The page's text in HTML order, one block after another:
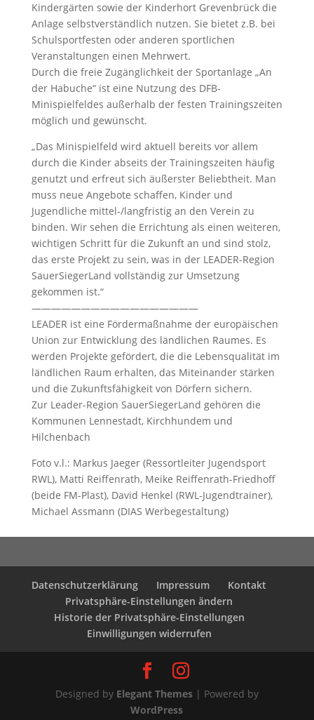
Kindergärten sowie der Kinderhort Grevenbrück die
Anlage selbstverständlich nutzen. Sie bietet z.B. bei
Schulsportfesten oder anderen sportlichen
Veranstaltungen einen Mehrwert.
Durch die freie Zugänglichkeit der Sportanlage „An
der Habuche“ ist eine Nutzung des DFB-
Minispielfeldes außerhalb der festen Trainingszeiten
möglich und gewünscht.
„Das Minispielfeld wird aktuell bereits vor allem
durch die Kinder abseits der Trainingszeiten häufig
genutzt und erfreut sich äußerster Beliebtheit. Man
muss neue Angebote schaffen, Kinder und
Jugendliche mittel-/langfristig an den Verein zu
binden. Wir sehen die Errichtung als einen weiteren,
wichtigen Schritt für die Zukunft an und sind stolz,
das erste Projekt zu sein, was in der LEADER-Region
SauerSiegerLand vollständig zur Umsetzung
gekommen ist.“
—————————————————
LEADER ist eine Fördermaßnahme der europäischen
Union zur Entwicklung des ländlichen Raumes. Es
werden Projekte gefördert, die die Lebensqualität im
ländlichen Raum erhalten, das Miteinander stärken
und die Zukunftsfähigkeit von Dörfern sichern.
Zur Leader-Region SauerSiegerLand gehören die
Kommunen Lennestadt, Kirchhundem und
Hilchenbach
Foto v.l.: Markus Jaeger (Ressortleiter Jugendsport
RWL), Matti Reiffenrath, Meike Reiffenrath-Friedhoff
(beide FM-Plast), David Henkel (RWL-Jugendtrainer),
Michael Assmann (DIAS Werbegestaltung)
Datenschutzerklärung Impressum
Kontakt
Privatsphäre-Einstellungen ändern
Historie der Privatsphäre-Einstellungen
Einwilligungen widerrufen
Designed by Elegant Themes| Powered by
WordPress